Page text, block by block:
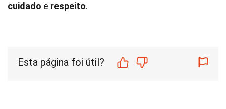
cuidado e respeito.
Esta página foi útil?